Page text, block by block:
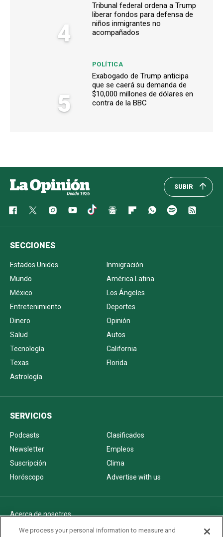
4
Tribunal federal ordena a Trump
liberar fondos para defensa de
niños inmigrantes no
acompañados
5
POLÍTICA
Exabogado de Trump anticipa
que se caerá su demanda de
$10,000 millones de dólares en
contra de la BBC
SUBIR
SECCIONES
Estados Unidos
Inmigración
Mundo
América Latina
México
Los Ángeles
Entretenimiento
Deportes
Dinero
Opinión
Salud
Autos
Tecnología
California
Texas
Florida
Astrología
SERVICIOS
Podcasts
Clasificados
Newsletter
Empleos
Suscripción
Clima
Horóscopo
Advertise with us
Acerca de nosotros
Politica de privacidad
We process your personal information to measure and